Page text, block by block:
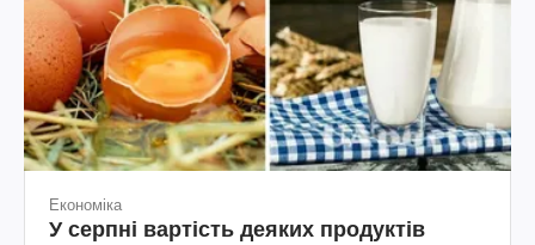
Економіка
У серпні вартість деяких продуктів